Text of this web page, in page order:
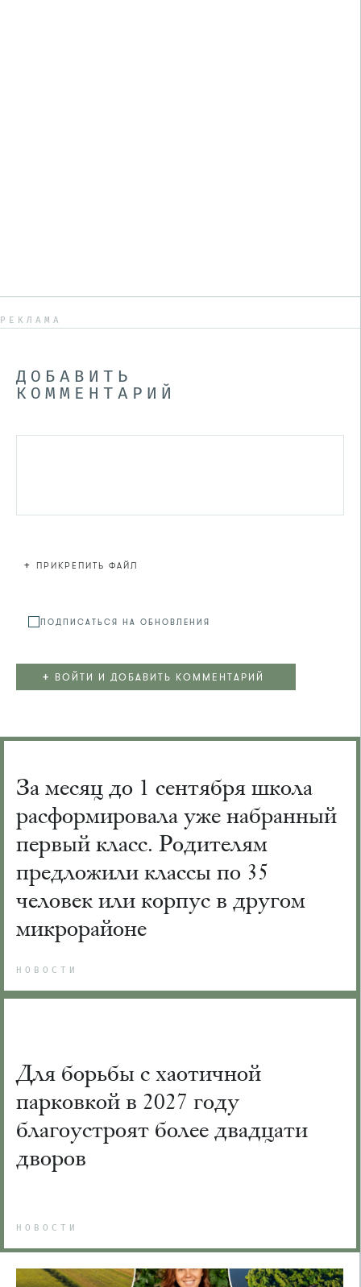
РЕКЛАМА
ДОБАВИТЬ
КОММЕНТАРИЙ
+ ПРИКРЕПИТЬ ФАЙЛ
ПОДПИСАТЬСЯ НА ОБНОВЛЕНИЯ
+ ВОЙТИ И ДОБАВИТЬ КОММЕНТАРИЙ
За месяц до 1 сентября школа
расформировала уже набранный
первый класс. Родителям
предложили классы по 35
человек или корпус в другом
микрорайоне
НОВОСТИ
Для борьбы с хаотичной
парковкой в 2027 году
благоустроят более двадцати
дворов
НОВОСТИ